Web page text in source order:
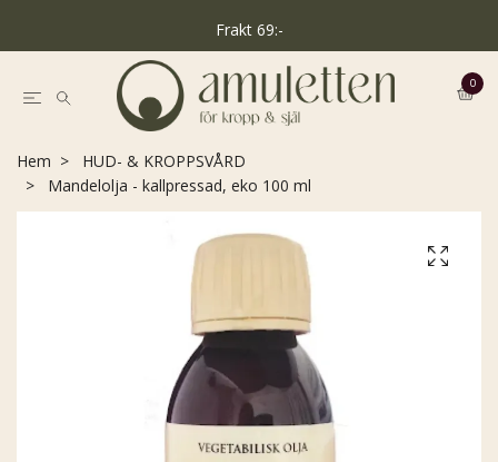
Frakt 69:-
0
Hem
HUD- & KROPPSVÅRD
Mandelolja - kallpressad, eko 100 ml